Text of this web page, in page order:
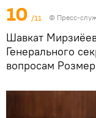
10 /11 © Пресс-
Шавкат
Генерального
вопросам